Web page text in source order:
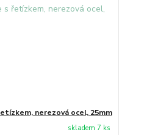
nerezová ocel, 25mm
skladem 7 ks